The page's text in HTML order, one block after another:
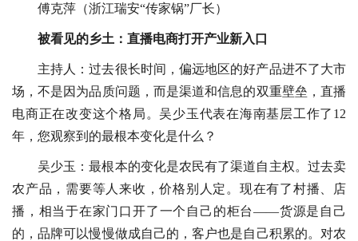
傅克萍（浙江瑞安“传家锅”厂长）
被看见的乡土：直播电商打开产业新入口
主持人：过去很长时间，偏远地区的好产品进不了大市
场，不是因为品质问题，而是渠道和信息的双重壁垒，直播
电商正在改变这个格局。吴少玉代表在海南基层工作了12
年，您观察到的最根本变化是什么？
吴少玉：最根本的变化是农民有了渠道自主权。过去卖
农产品，需要等人来收，价格别人定。现在有了村播、店
播，相当于在家门口开了一个自己的柜台——货源是自己
的，品牌可以慢慢做成自己的，客户也是自己积累的。对农